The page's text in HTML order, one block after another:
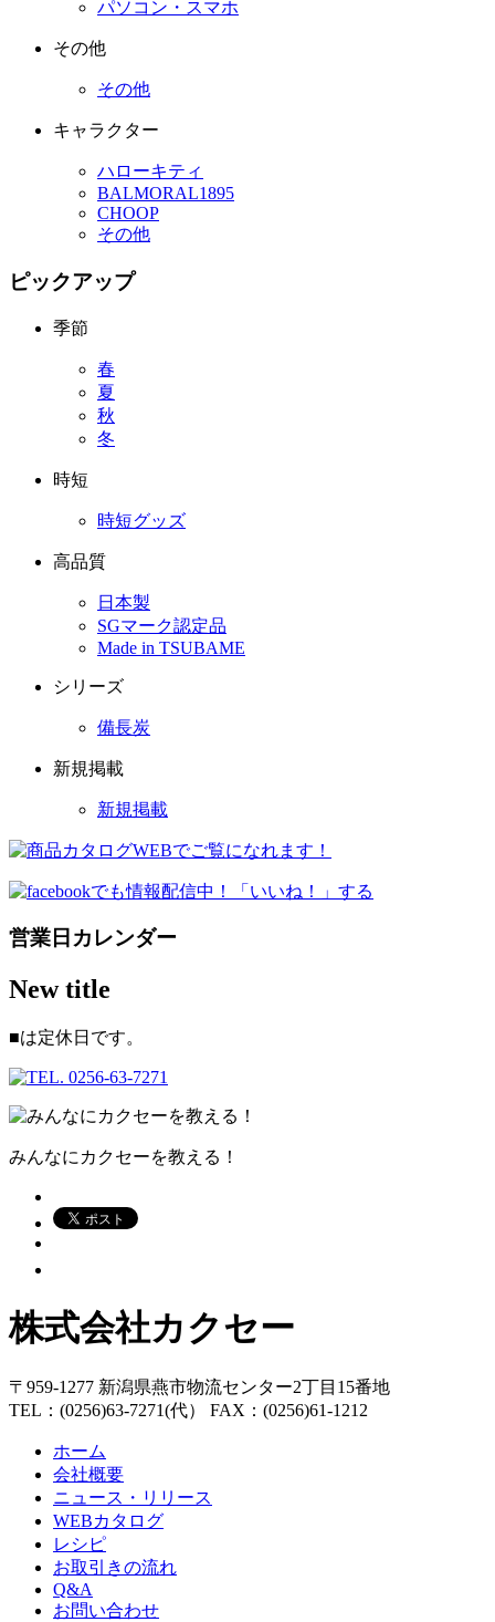
パソコン・スマホ
その他
その他
キャラクター
ハローキティ
BALMORAL1895
CHOOP
その他
ピックアップ
季節
春
夏
秋
冬
時短
時短グッズ
高品質
日本製
SGマーク認定品
Made in TSUBAME
シリーズ
備長炭
新規掲載
新規掲載
営業日カレンダー
New title
■は定休日です。
みんなにカクセーを教える！
株式会社カクセー
〒959-1277 新潟県燕市物流センター2丁目15番地
TEL：(0256)63-7271(代） FAX：(0256)61-1212
ホーム
会社概要
ニュース・リリース
WEBカタログ
レシピ
お取引きの流れ
Q&A
お問い合わせ